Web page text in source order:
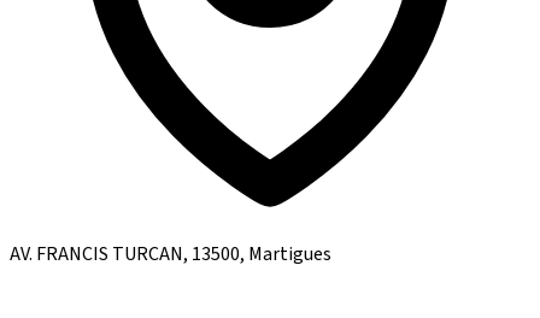
AV. FRANCIS TURCAN, 13500, Martigues